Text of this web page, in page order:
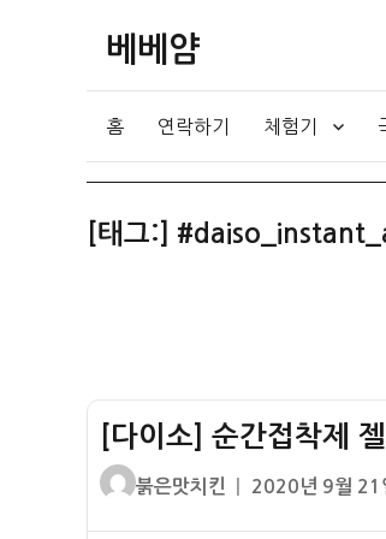
베베얌
홈 연락하기 체험기
[태그:]
[다이소] 순간접착제
글
붉은맛치킨
작
2020년 9월 21